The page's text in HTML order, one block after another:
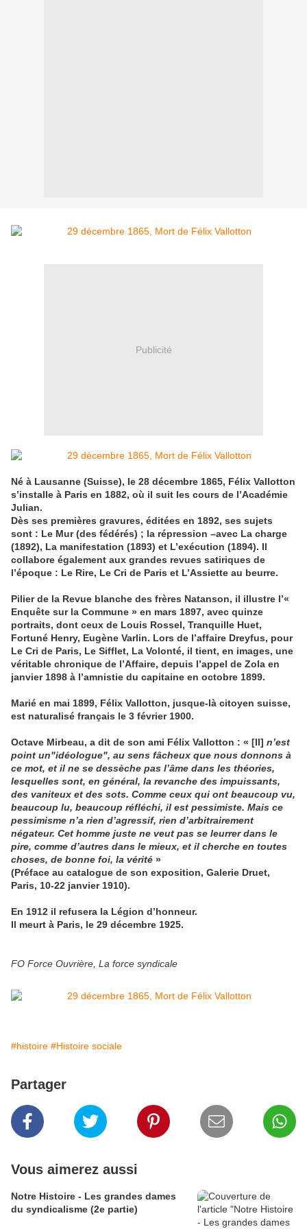
Publicité
Né à Lausanne (Suisse), le 28 décembre 1865, Félix Vallotton
s’installe à Paris en 1882, où il suit les cours de l’Académie
Julian.
Dès ses premières gravures, éditées en 1892, ses sujets
sont : Le Mur (des fédérés) ; la répression –avec La charge
(1892), La manifestation (1893) et L’exécution (1894). Il
collabore également aux grandes revues satiriques de
l’époque : Le Rire, Le Cri de Paris et L’Assiette au beurre.
Pilier de la Revue blanche des frères Natanson, il illustre l’«
Enquête sur la Commune » en mars 1897, avec quinze
portraits, dont ceux de Louis Rossel, Tranquille Huet,
Fortuné Henry, Eugène Varlin. Lors de l’affaire Dreyfus, pour
Le Cri de Paris, Le Sifflet, La Volonté, il tient, en images, une
véritable chronique de l’Affaire, depuis l’appel de Zola en
janvier 1898 à l’amnistie du capitaine en octobre 1899.
Marié en mai 1899, Félix Vallotton, jusque-là citoyen suisse,
est naturalisé français le 3 février 1900.
Octave Mirbeau, a dit de son ami Félix Vallotton : « [Il] n’est
point un"idéologue", au sens fâcheux que nous donnons à
ce mot, et il ne se dessèche pas l’âme dans les théories,
lesquelles sont, en général, la revanche des impuissants,
des vaniteux et des sots. Comme ceux qui ont beaucoup vu,
beaucoup lu, beaucoup réfléchi, il est pessimiste. Mais ce
pessimisme n’a rien d’agressif, rien d’arbitrairement
négateur. Cet homme juste ne veut pas se leurrer dans le
pire, comme d’autres dans le mieux, et il cherche en toutes
choses, de bonne foi, la vérité »
(Préface au catalogue de son exposition, Galerie Druet,
Paris, 10-22 janvier 1910).
En 1912 il refusera la Légion d’honneur.
Il meurt à Paris, le 29 décembre 1925.
FO Force Ouvrière, La force syndicale
#histoire #Histoire sociale
Partager
Vous aimerez aussi
Notre Histoire - Les grandes dames
du syndicalisme (2e partie)